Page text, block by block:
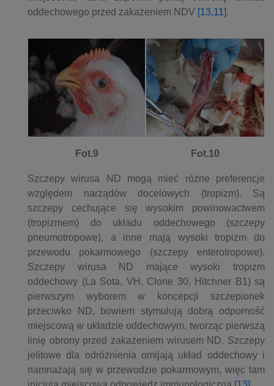
oddechowego przed zakażeniem NDV [13,11].
Fot.9 Fot.10
Szczepy wirusa ND mogą mieć różne preferencje
względem narządów docelowych (tropizm). Są
szczepy cechujące się wysokim powinowactwem
(tropizmem) do układu oddechowego (szczepy
pneumotropowe), a inne mają wysoki tropizm do
przewodu pokarmowego (szczepy enterotropowe).
Szczepy wirusa ND mające wysoki tropizm
oddechowy (La Sota, VH, Clone 30, Hitchner B1) są
pierwszym wyborem w koncepcji szczepionek
przeciwko ND, bowiem stymulują dobrą odporność
miejscową w układzie oddechowym, tworząc pierwszą
linię obrony przed zakażeniem wirusem ND. Szczepy
jelitowe dla odróżnienia omijają układ oddechowy i
namnażają się w przewodzie pokarmowym, więc tam